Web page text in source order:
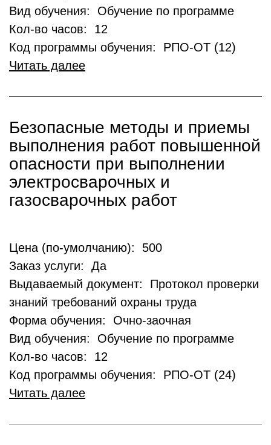
Вид обучения: Обучение по программе
Кол-во часов: 12
Код программы обучения: РПО-ОТ (12)
Читать далее
Безопасные методы и приемы
выполнения работ повышенной
опасности при выполнении
электросварочных и
газосварочных работ
Цена (по-умолчанию): 500
Заказ услуги: Да
Выдаваемый документ: Протокол проверки
знаний требований охраны труда
Форма обучения: Очно-заочная
Вид обучения: Обучение по программе
Кол-во часов: 12
Код программы обучения: РПО-ОТ (24)
Читать далее